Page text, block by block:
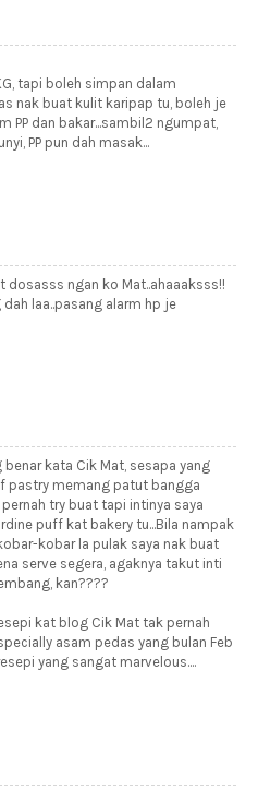
tapi boleh simpan dalam
nak buat kulit karipap tu, boleh je
PP dan bakar...sambil2 ngumpat,
PP pun dah masak...
dosasss ngan ko Mat..ahaaaksss!!
laa..pasang alarm hp je
benar kata Cik Mat, sesapa yang
pastry memang patut bangga
try buat tapi intinya saya
puff kat bakery tu...Bila nampak
kobar la pulak saya nak buat
serve segera, agaknya takut inti
kan????
kat blog Cik Mat tak pernah
asam pedas yang bulan Feb
yang sangat marvelous....